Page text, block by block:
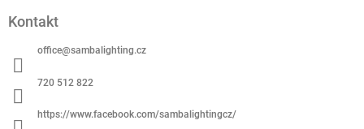
Kontakt
office@sambalighting.cz
720 512 822
https://www.facebook.com/sambalightingcz/